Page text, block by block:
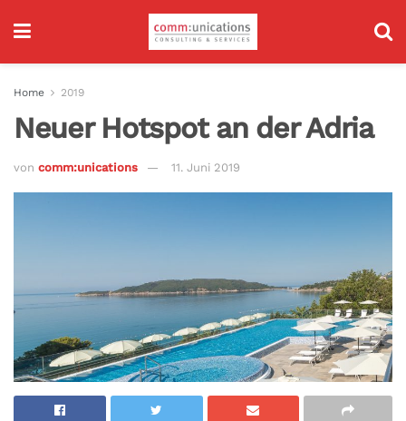
Home 2019
Neuer Hotspot an der Adria
von comm:unications 11. Juni 2019